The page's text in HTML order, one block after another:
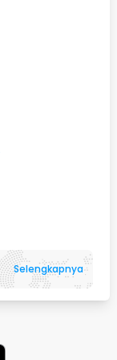
Selengkapnya